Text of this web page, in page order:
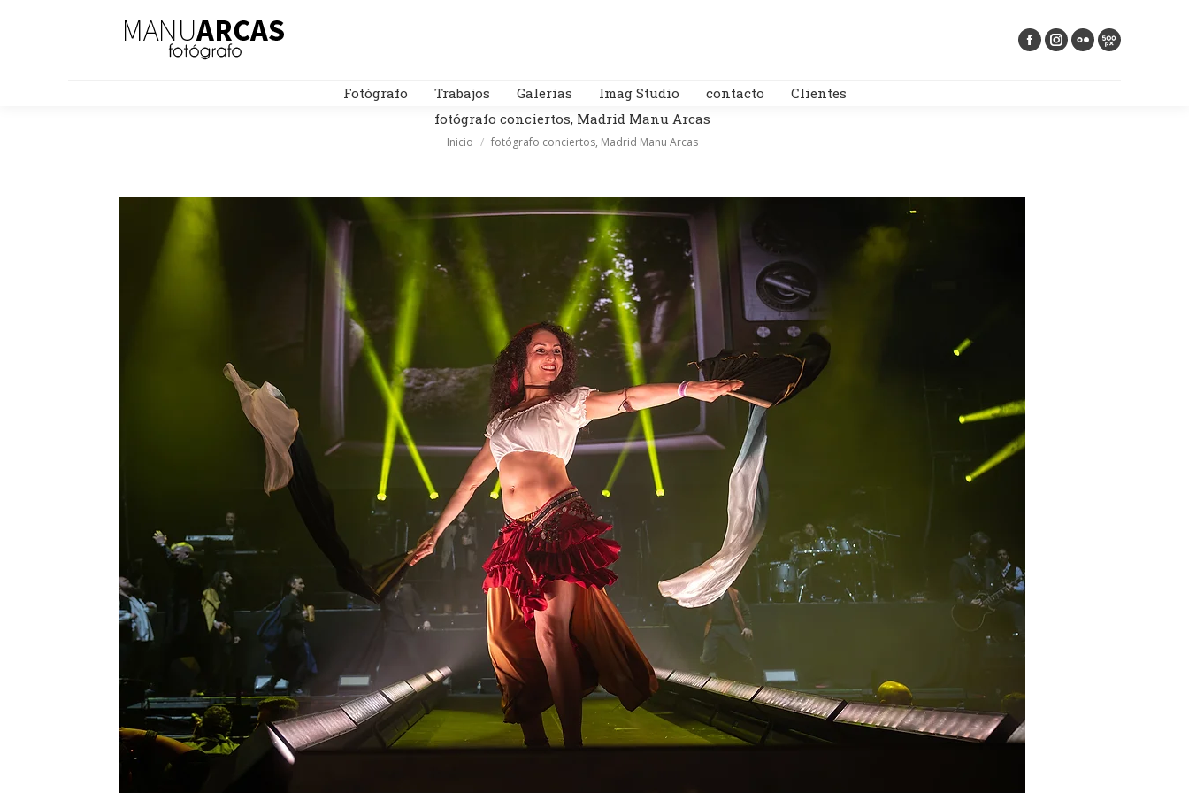
Fotógrafo Trabajos Galerias Imag Studio contacto
Clientes
fotógrafo conciertos, Madrid Manu Arcas
Estás aquí:
Inicio fotógrafo conciertos, Madrid Manu Arcas